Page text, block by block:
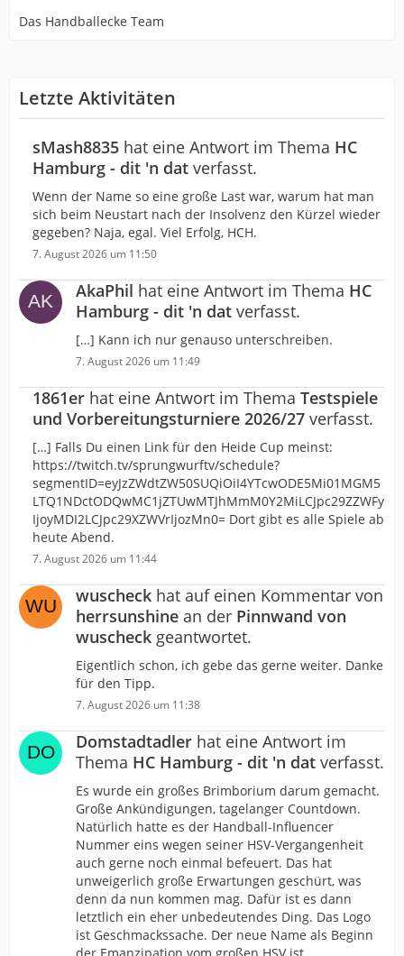
Das Handballecke Team
Letzte Aktivitäten
sMash8835 hat eine Antwort im Thema HC
Hamburg - dit 'n dat verfasst.
Wenn der Name so eine große Last war, warum hat man
sich beim Neustart nach der Insolvenz den Kürzel wieder
gegeben? Naja, egal. Viel Erfolg, HCH.
7. August 2026 um 11:50
AkaPhil hat eine Antwort im Thema HC
Hamburg - dit 'n dat verfasst.
[…] Kann ich nur genauso unterschreiben.
7. August 2026 um 11:49
1861er hat eine Antwort im Thema Testspiele
und Vorbereitungsturniere 2026/27 verfasst.
[…] Falls Du einen Link für den Heide Cup meinst:
https://twitch.tv/sprungwurftv/schedule?
segmentID=eyJzZWdtZW50SUQiOiI4YTcwODE5Mi01MGM5
LTQ1NDctODQwMC1jZTUwMTJhMmM0Y2MiLCJpc29ZZWFy
IjoyMDI2LCJpc29XZWVrIjozMn0= Dort gibt es alle Spiele ab
heute Abend.
7. August 2026 um 11:44
wuscheck hat auf einen Kommentar von
herrsunshine an der Pinnwand von
wuscheck geantwortet.
Eigentlich schon, ich gebe das gerne weiter. Danke
für den Tipp.
7. August 2026 um 11:38
Domstadtadler hat eine Antwort im
Thema HC Hamburg - dit 'n dat verfasst.
Es wurde ein großes Brimborium darum gemacht.
Große Ankündigungen, tagelanger Countdown.
Natürlich hatte es der Handball-Influencer
Nummer eins wegen seiner HSV-Vergangenheit
auch gerne noch einmal befeuert. Das hat
unweigerlich große Erwartungen geschürt, was
denn da nun kommen mag. Dafür ist es dann
letztlich ein eher unbedeutendes Ding. Das Logo
ist Geschmackssache. Der neue Name als Beginn